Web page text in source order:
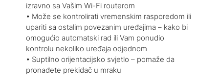
izravno sa Vašim Wi-Fi routerom
• Može se kontrolirati vremenskim rasporedom ili
upariti sa ostalim povezanim uređajima – kako bi
omogućio automatski rad ili Vam ponudio
kontrolu nekoliko uređaja odjednom
• Suptilno orijentacijsko svjetlo – pomaže da
pronađete prekidač u mraku